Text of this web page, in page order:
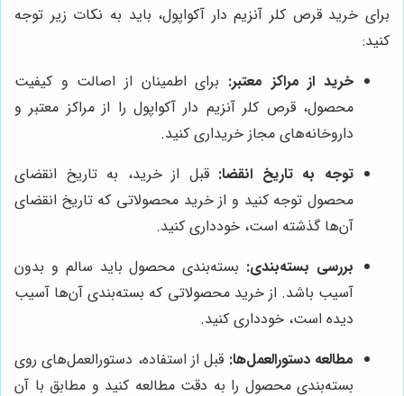
برای خرید قرص کلر آنزیم دار آکواپول، باید به نکات زیر توجه
کنید:
خرید از مراکز معتبر: برای اطمینان از اصالت و کیفیت
محصول، قرص کلر آنزیم دار آکواپول را از مراکز معتبر و
داروخانه‌های مجاز خریداری کنید.
توجه به تاریخ انقضا: قبل از خرید، به تاریخ انقضای
محصول توجه کنید و از خرید محصولاتی که تاریخ انقضای
آن‌ها گذشته است، خودداری کنید.
بررسی بسته‌بندی: بسته‌بندی محصول باید سالم و بدون
آسیب باشد. از خرید محصولاتی که بسته‌بندی آن‌ها آسیب
دیده است، خودداری کنید.
مطالعه دستورالعمل‌ها: قبل از استفاده، دستورالعمل‌های روی
بسته‌بندی محصول را به دقت مطالعه کنید و مطابق با آن